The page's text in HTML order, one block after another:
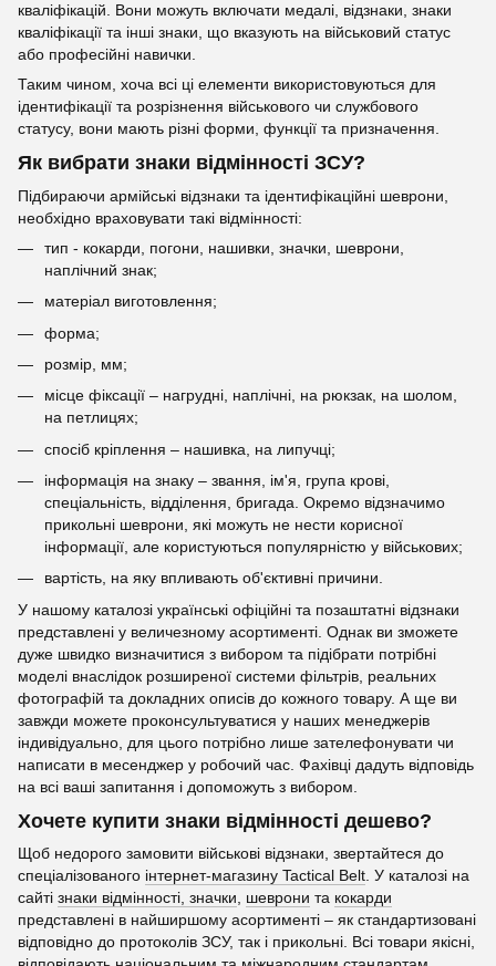
кваліфікацій. Вони можуть включати медалі, відзнаки, знаки
кваліфікації та інші знаки, що вказують на військовий статус
або професійні навички.
Таким чином, хоча всі ці елементи використовуються для
ідентифікації та розрізнення військового чи службового
статусу, вони мають різні форми, функції та призначення.
Як вибрати знаки відмінності ЗСУ?
Підбираючи армійські відзнаки та ідентифікаційні шеврони,
необхідно враховувати такі відмінності:
тип - кокарди, погони, нашивки, значки, шеврони,
наплічний знак;
матеріал виготовлення;
форма;
розмір, мм;
місце фіксації – нагрудні, наплічні, на рюкзак, на шолом,
на петлицях;
спосіб кріплення – нашивка, на липучці;
інформація на знаку – звання, ім'я, група крові,
спеціальність, відділення, бригада. Окремо відзначимо
прикольні шеврони, які можуть не нести корисної
інформації, але користуються популярністю у військових;
вартість, на яку впливають об'єктивні причини.
У нашому каталозі українські офіційні та позаштатні відзнаки
представлені у величезному асортименті. Однак ви зможете
дуже швидко визначитися з вибором та підібрати потрібні
моделі внаслідок розширеної системи фільтрів, реальних
фотографій та докладних описів до кожного товару. А ще ви
завжди можете проконсультуватися у наших менеджерів
індивідуально, для цього потрібно лише зателефонувати чи
написати в месенджер у робочий час. Фахівці дадуть відповідь
на всі ваші запитання і допоможуть з вибором.
Хочете купити знаки відмінності дешево?
Щоб недорого замовити військові відзнаки, звертайтеся до
спеціалізованого інтернет-магазину Tactical Belt. У каталозі на
сайті знаки відмінності, значки, шеврони та кокарди
представлені в найширшому асортименті – як стандартизовані
відповідно до протоколів ЗСУ, так і прикольні. Всі товари якісні,